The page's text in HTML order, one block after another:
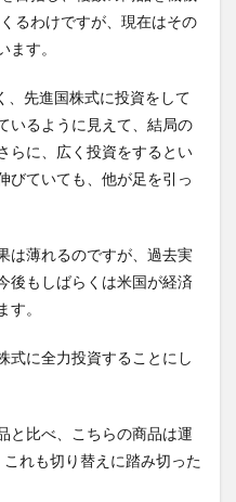
るわけですが、現在はその
ます。
、先進国株式に投資をして
いるように見えて、結局の
らに、広く投資をするとい
びていても、他が足を引っ
は薄れるのですが、過去実
後もしばらくは米国が経済
。
式に全力投資することにし
と比べ、こちらの商品は運
れも切り替えに踏み切った